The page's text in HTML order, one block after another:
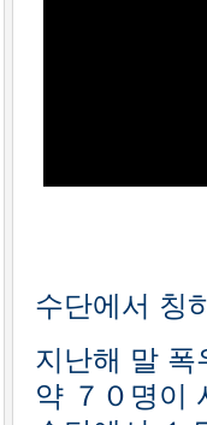
수단에서 칭
지난해 말 폭
약 ７０명이